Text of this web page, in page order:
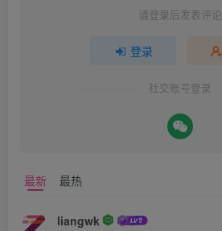
请登录后发表评论
登录
社交账号登录
最新 最热
liangwk